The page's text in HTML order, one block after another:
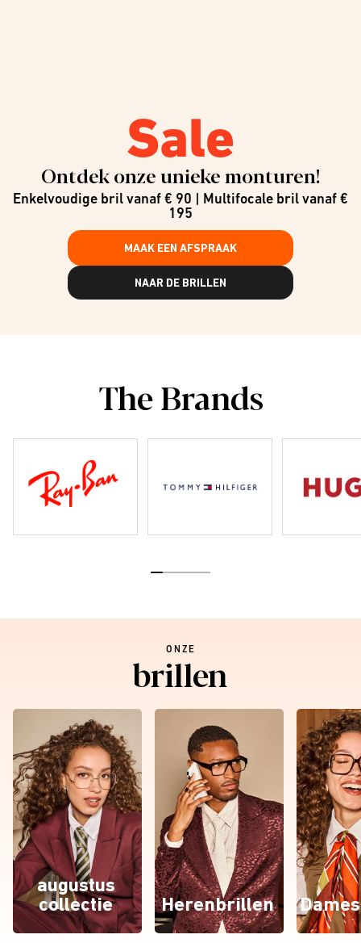
Sale
Ontdek onze unieke monturen!
Enkelvoudige bril vanaf € 90 | Multifocale bril vanaf €
195
MAAK EEN AFSPRAAK
NAAR DE BRILLEN
The Brands
ONZE
brillen
augustus
collectie
Herenbrillen